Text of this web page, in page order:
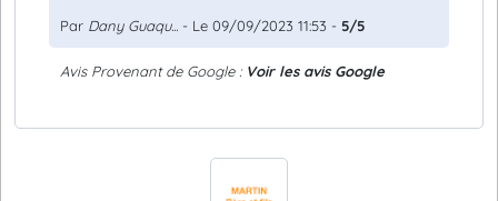
Par Dany Guaqu... - Le 09/09/2023 11:53 - 5/5
Avis Provenant de Google : Voir les avis Google